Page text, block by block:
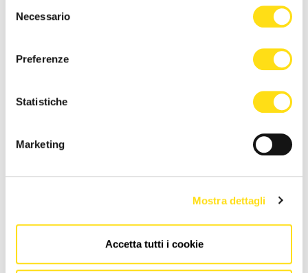
delNecessario
Preferenze
Statistiche
Marketing
Mostra dettagli
Accetta tutti i cookie
SEGNALAZIONI
“Trecento persone bloccano
19 Maggio 2026
Emirati Arabi Uniti sventano
traffico di armi legato al